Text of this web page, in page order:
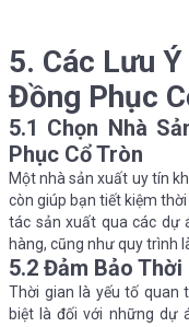
5. Các Lưu
Đồng Phục
5.1 Chọn Nhà
Phục Cổ Tròn
Một nhà sản xuất uy tín
còn giúp bạn tiết kiệm
tác sản xuất qua các dự
hàng, cũng như quy trình
5.2 Đảm Bảo Thời
Thời gian là yếu tố quan
biệt là đối với những dự